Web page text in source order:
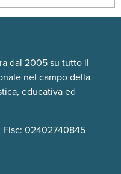
dal 2005 su tutto il
nel campo della
educativa ed
Fisc: 02402740845